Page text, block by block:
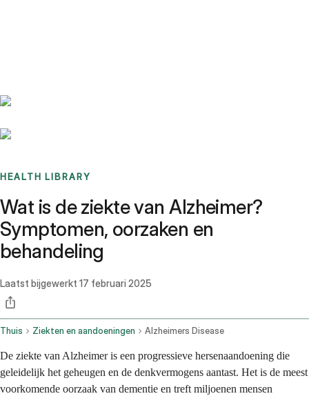
HEALTH LIBRARY
Wat is de ziekte van Alzheimer?
Symptomen, oorzaken en
behandeling
Laatst bijgewerkt 17 februari 2025
Thuis Ziekten en aandoeningen Alzheimers Disease
De ziekte van Alzheimer is een progressieve hersenaandoening die
geleidelijk het geheugen en de denkvermogens aantast. Het is de meest
voorkomende oorzaak van dementie en treft miljoenen mensen